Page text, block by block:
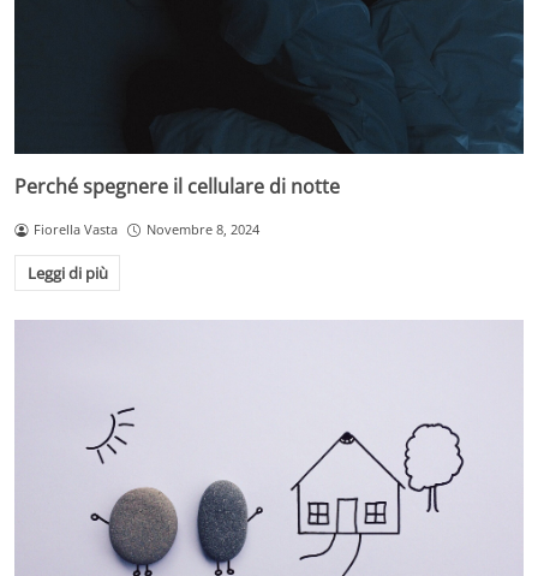
Perché spegnere il cellulare di notte
Fiorella Vasta Novembre 8, 2024
Leggi di più